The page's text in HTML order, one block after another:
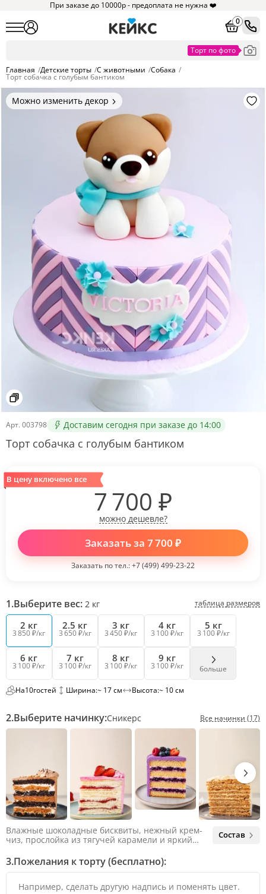
При заказе до 10000р - предоплата не нужна ❤️
0
Главная /Детские торты /С животными /Собака /
Торт собачка с голубым бантиком
Можно изменить декор
Цвет покрытия, надписи,
элементы и фигурки.
Арт. 003798 Доставим сегодня при заказе до 14:00
Торт собачка с голубым бантиком
1.Выберите вес: 2 кг таблица размеров
2 кг
3 850 ₽/кг
2.5 кг
3 650 ₽/кг
3 кг
3 450 ₽/кг
4 кг
3 100 ₽/кг
5 кг
3 100 ₽/кг
6 кг
3 100 ₽/кг
7 кг
3 100 ₽/кг
8 кг
3 100 ₽/кг
9 кг
3 100 ₽/кг больше
На10гостей Ширина:~ 17 см Высота:~ 10 см
2.Выберите начинку:Сникерс Все начинки (17)
Влажные шоколадные бисквиты, нежный крем-
чиз, прослойка из тягучей карамели и яркий
яркий вкус шоколада и тягучей карамели, не
оставляя ни единого шанса остаться
Состав
3.Пожелания к торту (бесплатно):
В цену включено все
7 700 ₽
можно дешевле?
Заказать за 7 700 ₽
Заказать по тел.:+7 (499) 499-23-22